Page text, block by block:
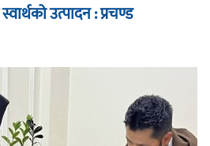
उत्पादन : प्रचण्ड